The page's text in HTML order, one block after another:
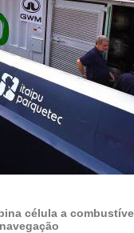
célula a